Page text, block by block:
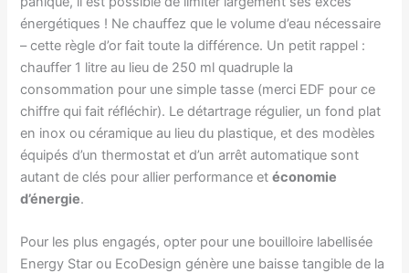
énergétiques ! Ne chauffez que le volume d’eau nécessaire
– cette règle d’or fait toute la différence. Un petit rappel :
chauffer 1 litre au lieu de 250 ml quadruple la
consommation pour une simple tasse (merci EDF pour ce
chiffre qui fait réfléchir). Le détartrage régulier, un fond plat
en inox ou céramique au lieu du plastique, et des modèles
équipés d’un thermostat et d’un arrêt automatique sont
autant de clés pour allier performance etéconomie
d’énergie.
Pour les plus engagés, opter pour une bouilloire labellisée
Energy Star ou EcoDesign génère une baisse tangible de la